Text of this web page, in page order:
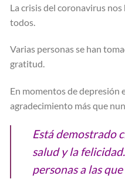
La crisis del coronavirus
todos.
Varias personas se han
gratitud.
En momentos de depresión
agradecimiento más que
Está demostrado
salud y la
personas a las